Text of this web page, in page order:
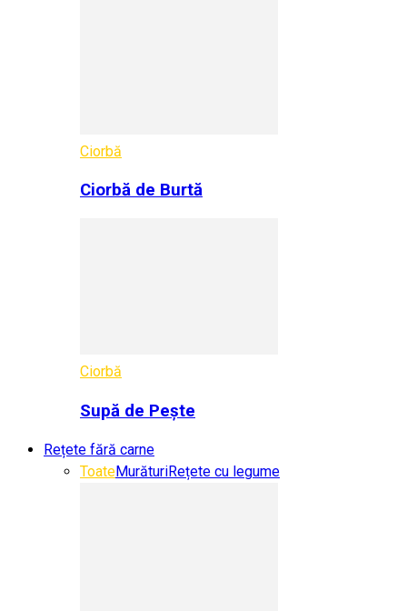
Ciorbă
Ciorbă de Burtă
Ciorbă
Supă de Pește
Rețete fără carne
ToateMurăturiRețete cu legume